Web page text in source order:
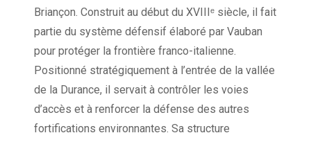
Briançon. Construit au début du XVIIIᵉ siècle, il fait
partie du système défensif élaboré par Vauban
pour protéger la frontière franco-italienne.
Positionné stratégiquement à l’entrée de la vallée
de la Durance, il servait à contrôler les voies
d’accès et à renforcer la défense des autres
fortifications environnantes. Sa structure